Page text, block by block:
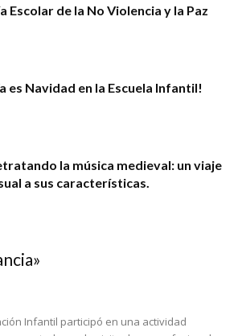
Escolar de la No Violencia y la Paz
es Navidad en la Escuela Infantil!
la música medieval: un viaje
a sus características.
Infantil participó en una actividad